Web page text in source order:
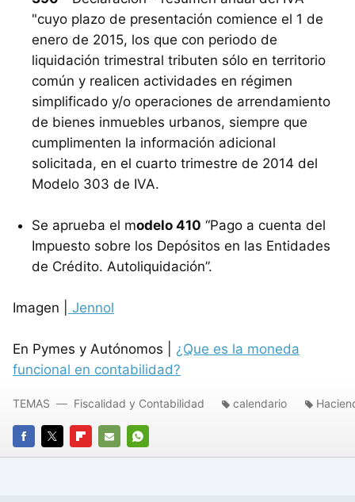
"cuyo plazo de presentación comience el 1 de
enero de 2015, los que con periodo de
liquidación trimestral tributen sólo en territorio
común y realicen actividades en régimen
simplificado y/o operaciones de arrendamiento
de bienes inmuebles urbanos, siempre que
cumplimenten la información adicional
solicitada, en el cuarto trimestre de 2014 del
Modelo 303 de IVA.
Se aprueba el modelo 410 “Pago a cuenta del
Impuesto sobre los Depósitos en las Entidades
de Crédito. Autoliquidación”.
Imagen | Jennol
En Pymes y Autónomos | ¿Que es la moneda
funcional en contabilidad?
FACEBOOK
TWITTERFLIPBOARD
E-
WHATSAPP
TEMAS Fiscalidad y Contabilidad calendario